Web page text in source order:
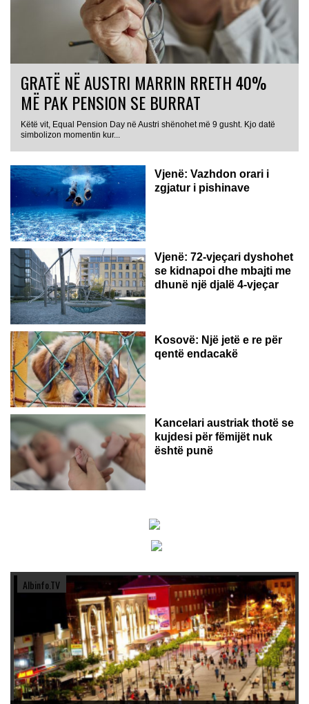
GRATË NË AUSTRI MARRIN RRETH 40%
MË PAK PENSION SE BURRAT
Këtë vit, Equal Pension Day në Austri shënohet më 9 gusht. Kjo datë
simbolizon momentin kur...
Vjenë: Vazhdon orari i
zgjatur i pishinave
Vjenë: 72-vjeçari dyshohet
se kidnapoi dhe mbajti me
dhunë një djalë 4-vjeçar
Kosovë: Një jetë e re për
qentë endacakë
Kancelari austriak thotë se
kujdesi për fëmijët nuk
është punë
Albinfo.TV